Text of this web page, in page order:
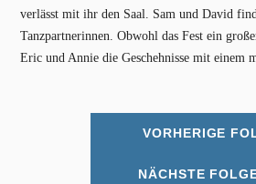
verlässt mit ihr den Saal. Sam und David
Tanzpartnerinnen. Obwohl das Fest ein
Eric und Annie die Geschehnisse mit einem
VORHERIGE
NÄCHSTE